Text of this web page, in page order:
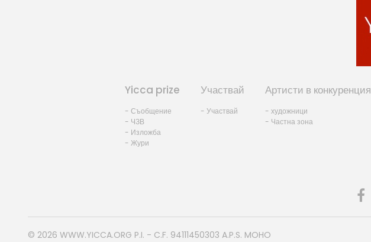
Yicca prize
- Съобщение
- ЧЗВ
- Изложба
- Жури
Участвай
- Участвай
Артисти в конкуренция
- художници
- Частна зона
© 2026 WWW.YICCA.ORG P.I. - C.F. 94111450303 A.P.S. MOHO